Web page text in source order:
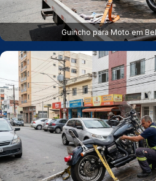
Guincho para Moto em